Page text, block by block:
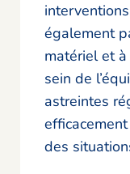
également
matériel et
sein de
astreintes
des